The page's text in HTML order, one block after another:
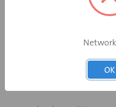
• Maximale luchtsnelheid
• Maximale
gemeten volgens DIN 45646
OK